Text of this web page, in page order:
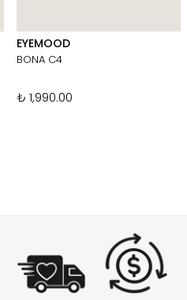
EYEMOOD
BONA C4
₺ 1,990.00